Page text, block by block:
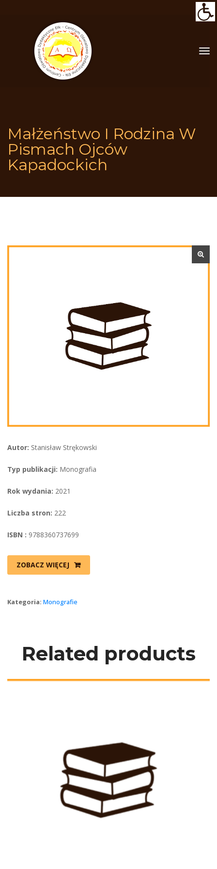
Małżeństwo I Rodzina W
Pismach Ojców
Kapadockich
Autor: Stanisław Strękowski
Typ publikacji: Monografia
Rok wydania: 2021
Liczba stron: 222
ISBN : 9788360737699
ZOBACZ WIĘCEJ
Kategoria: Monografie
Related product